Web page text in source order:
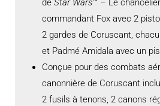
de Star Wars™ – Le
commandant Fox avec 2
2 gardes de Coruscant,
et Padmé Amidala avec un
Conçue pour des combats
canonnière de Coruscant
2 fusils à tenons, 2 canons